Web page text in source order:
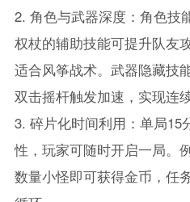
2. 角色与武器深度：角色技
权杖的辅助技能可提升队友
适合风筝战术。武器隐藏技
双击摇杆触发加速，实现连
3. 碎片化时间利用：单局15
性，玩家可随时开启一局。
数量小怪即可获得金币，任